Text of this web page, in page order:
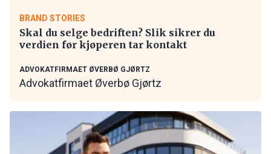
BRAND STORIES
Skal du selge bedriften? Slik sikrer du
verdien før kjøperen tar kontakt
ADVOKATFIRMAET ØVERBØ GJØRTZ
Advokatfirmaet Øverbø Gjørtz